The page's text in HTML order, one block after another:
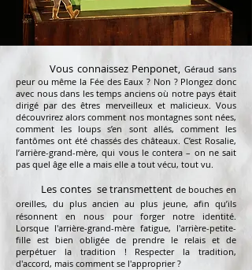
Vous connaissez Penponet, Géraud sans
peur ou même la Fée des Eaux ? Non ? Plongez donc
avec nous dans les temps anciens où notre pays était
dirigé par des êtres merveilleux et malicieux. Vous
découvrirez alors comment nos montagnes sont nées,
comment les loups s’en sont allés, comment les
fantômes ont été chassés des châteaux. C’est Rosalie,
l’arrière-grand-mère, qui vous le contera – on ne sait
pas quel âge elle a mais elle a tout vécu, tout vu.
Les contes se transmettent de bouches en
oreilles, du plus ancien au plus jeune, afin qu’ils
résonnent en nous pour forger notre identité.
Lorsque l'arrière-grand-mère fatigue, l'arrière-petite-
fille est bien obligée de prendre le relais et de
perpétuer la tradition ! Respecter la tradition,
d'accord, mais comment se l'approprier ?